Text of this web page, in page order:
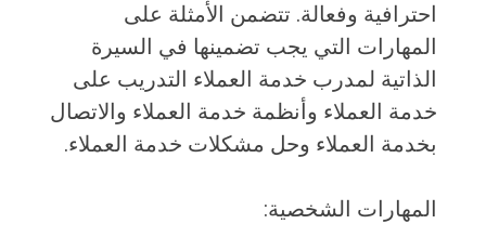
احترافية وفعالة. تتضمن الأمثلة على
المهارات التي يجب تضمينها في السيرة
الذاتية لمدرب خدمة العملاء التدريب على
خدمة العملاء وأنظمة خدمة العملاء والاتصال
بخدمة العملاء وحل مشكلات خدمة العملاء.
المهارات الشخصية: